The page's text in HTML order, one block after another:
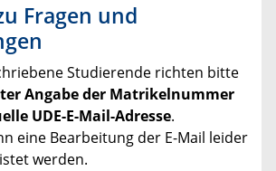
Fragen und
Studierende richten bitte
Angabe der Matrikelnummer
UDE-E-Mail-Adresse.
eine Bearbeitung der E-Mail leider
werden.